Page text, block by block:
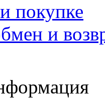
покупке
и